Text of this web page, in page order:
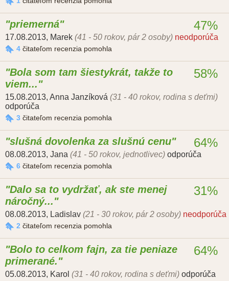
priemerná
17.08.2013, Marek (41 - 50 rokov, pár 2 osoby) neodporúča
4 čitateľom recenzia pomohla
47%
Bola som tam šiestykrát, takže to
viem...
15.08.2013, Anna Janzíková (31 - 40 rokov, rodina s deťmi)
odporúča
3 čitateľom recenzia pomohla
58%
slušná dovolenka za slušnú cenu
08.08.2013, Jana (41 - 50 rokov, jednotlivec) odporúča
6 čitateľom recenzia pomohla
64%
Dalo sa to vydržať, ak ste menej
náročný...
08.08.2013, Ladislav (21 - 30 rokov, pár 2 osoby) neodporúča
2 čitateľom recenzia pomohla
31%
Bolo to celkom fajn, za tie peniaze
primerané.
05.08.2013, Karol (31 - 40 rokov, rodina s deťmi) odporúča
64%